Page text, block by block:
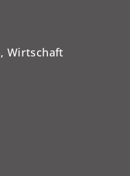
Wirtschaft